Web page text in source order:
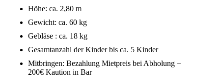
Höhe: ca. 2,80 m
Gewicht: ca. 60 kg
Gebläse : ca. 18 kg
Gesamtanzahl der Kinder bis ca. 5 Kinder
Mitbringen: Bezahlung Mietpreis bei Abholung +
200€ Kaution in Bar